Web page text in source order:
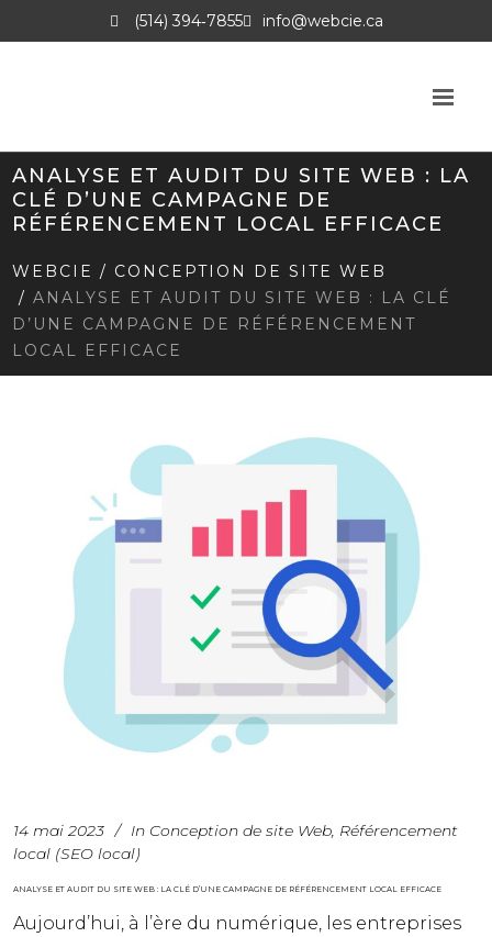
(514) 394‑7855 info@webcie.ca
ANALYSE ET AUDIT DU SITE WEB : LA
CLÉ D’UNE CAMPAGNE DE
RÉFÉRENCEMENT LOCAL EFFICACE
WEBCIE / CONCEPTION DE SITE WEB
/ANALYSE ET AUDIT DU SITE WEB : LA CLÉ
D’UNE CAMPAGNE DE RÉFÉRENCEMENT
LOCAL EFFICACE
14 mai 2023 In Conception de site Web, Référencement
local (SEO local)
ANALYSE ET AUDIT DU SITE WEB : LA CLÉ D’UNE CAMPAGNE DE RÉFÉRENCEMENT LOCAL EFFICACE
Aujourd’hui, à l’ère du numérique, les entreprises